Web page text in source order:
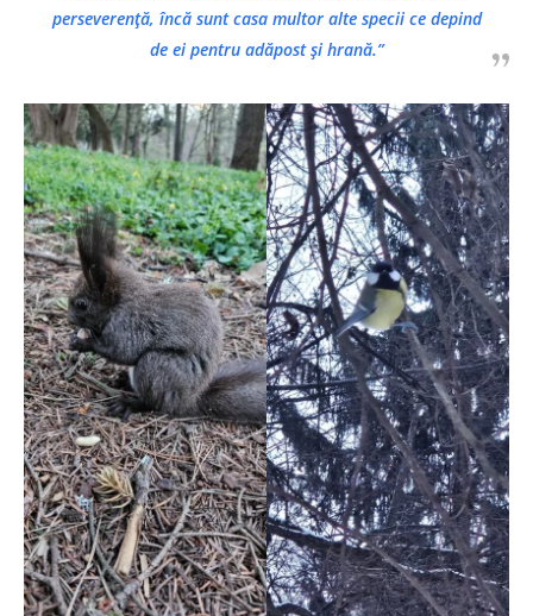
perseverență, încă sunt casa multor alte specii ce depind
de ei pentru adăpost și hrană.”